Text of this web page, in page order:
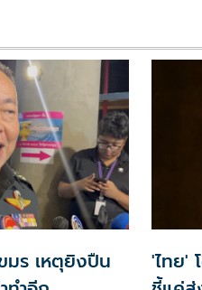
มร เหตุยิงปืน
'ไทย'